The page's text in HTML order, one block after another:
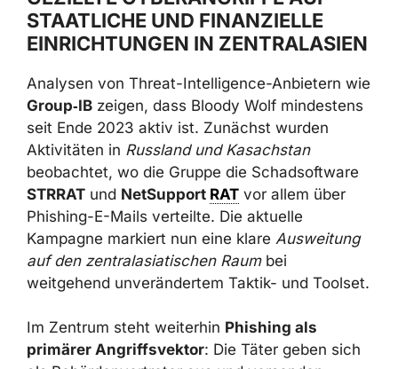
GEZIELTE CYBERANGRIFFE AUF
STAATLICHE UND FINANZIELLE
ZENTRALASIEN
Analysen von Threat-Intelligence-Anbietern
wieGroup‑IB zeigen, dass Bloody Wolf
mindestens seit Ende 2023 aktiv ist. Zunächst
wurden Aktivitäten inRussland und
Kasachstanbeobachtet, wo die Gruppe die
SchadsoftwareSTRRAT und NetSupportRAT
vor allem über Phishing-E-Mails verteilte. Die
aktuelle Kampagne markiert nun eine klare
bei weitgehend unverändertem Taktik- und
Toolset.